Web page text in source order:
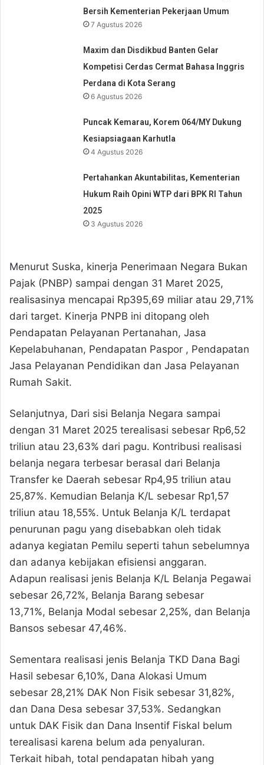
Bersih Kementerian Pekerjaan Umum
7 Agustus 2026
Maxim dan Disdikbud Banten Gelar
Kompetisi Cerdas Cermat Bahasa Inggris
Perdana di Kota Serang
6 Agustus 2026
Puncak Kemarau, Korem 064/MY Dukung
Kesiapsiagaan Karhutla
4 Agustus 2026
Pertahankan Akuntabilitas, Kementerian
Hukum Raih Opini WTP dari BPK RI Tahun
2025
3 Agustus 2026
Menurut Suska, kinerja Penerimaan Negara Bukan
Pajak (PNBP) sampai dengan 31 Maret 2025,
realisasinya mencapai Rp395,69 miliar atau 29,71%
dari target. Kinerja PNPB ini ditopang oleh
Pendapatan Pelayanan Pertanahan, Jasa
Kepelabuhanan, Pendapatan Paspor , Pendapatan
Jasa Pelayanan Pendidikan dan Jasa Pelayanan
Rumah Sakit.
Selanjutnya, Dari sisi Belanja Negara sampai
dengan 31 Maret 2025 terealisasi sebesar Rp6,52
triliun atau 23,63% dari pagu. Kontribusi realisasi
belanja negara terbesar berasal dari Belanja
Transfer ke Daerah sebesar Rp4,95 triliun atau
25,87%. Kemudian Belanja K/L sebesar Rp1,57
triliun atau 18,55%. Untuk Belanja K/L terdapat
penurunan pagu yang disebabkan oleh tidak
adanya kegiatan Pemilu seperti tahun sebelumnya
dan adanya kebijakan efisiensi anggaran.
Adapun realisasi jenis Belanja K/L Belanja Pegawai
sebesar 26,72%, Belanja Barang sebesar
13,71%, Belanja Modal sebesar 2,25%, dan Belanja
Bansos sebesar 47,46%.
Sementara realisasi jenis Belanja TKD Dana Bagi
Hasil sebesar 6,10%, Dana Alokasi Umum
sebesar 28,21% DAK Non Fisik sebesar 31,82%,
dan Dana Desa sebesar 37,53%. Sedangkan
untuk DAK Fisik dan Dana Insentif Fiskal belum
terealisasi karena belum ada penyaluran.
Terkait hibah, total pendapatan hibah yang